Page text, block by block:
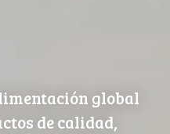
global
de calidad,